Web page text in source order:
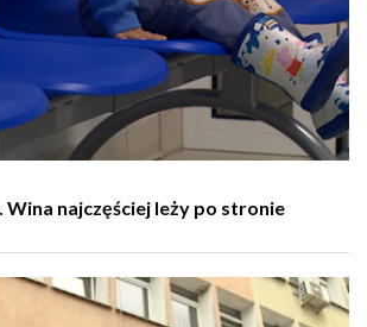
Wina najczęściej leży po stronie